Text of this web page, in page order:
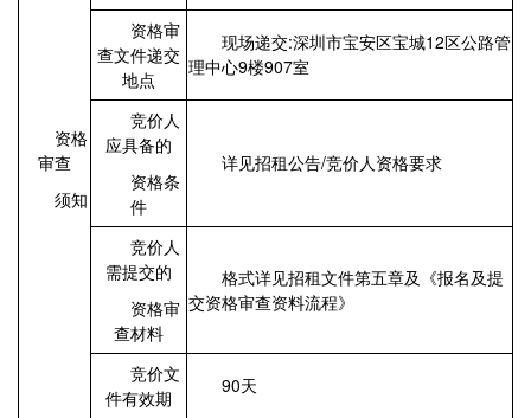
资格
审查
须知
资格审
查文件递交
地点
现场递交:深圳市宝安区宝城12区公路管
理中心9楼907室
竞价人
应具备的
资格条
件
详见招租公告/竞价人资格要求
竞价人
需提交的
资格审
查材料
格式详见招租文件第五章及《报名及提
交资格审查资料流程》
竞价文
件有效期
90天